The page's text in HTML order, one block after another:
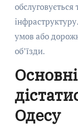
умов або
об’їзди.
Одесу